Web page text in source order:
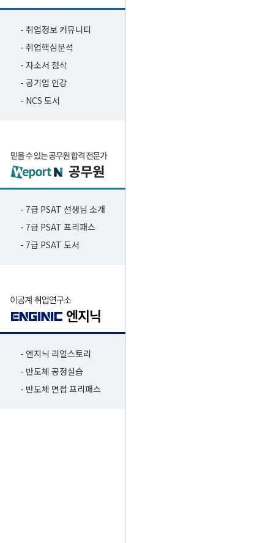
- 취업정보 커뮤니티
- 취업핵심분석
- 자소서 첨삭
- 공기업 인강
- NCS 도서
- 7급 PSAT 선생님 소개
- 7급 PSAT 프리패스
- 7급 PSAT 도서
- 엔지닉 리얼스토리
- 반도체 공정실습
- 반도체 면접 프리패스